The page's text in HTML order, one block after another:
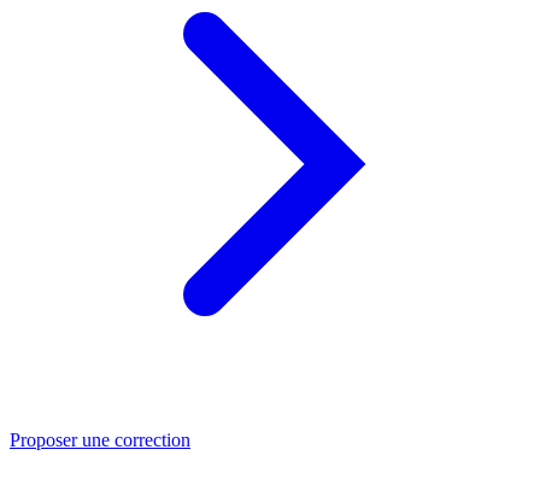
Proposer une correction